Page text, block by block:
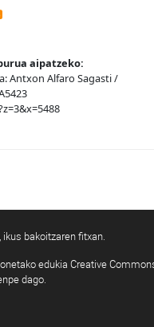
aipatzeko:
Antxon Alfaro Sagasti /
bakoitzaren fitxan.
edukia Creative
dago.